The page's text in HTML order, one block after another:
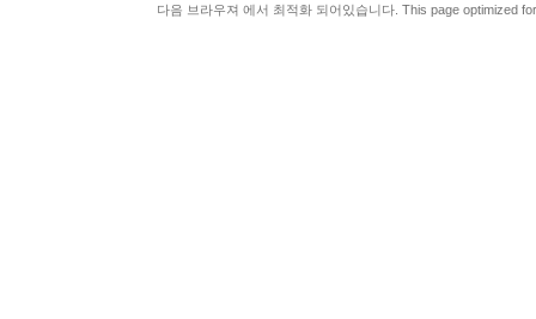
다음 브라우져 에서 최적화 되어있습니다. This page optimized